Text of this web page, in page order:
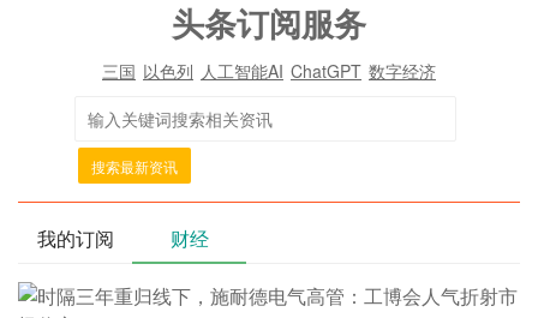
头条订阅服务
三国 以色列 人工智能AI ChatGPT 数字经济
搜索最新资讯
我的订阅 财经